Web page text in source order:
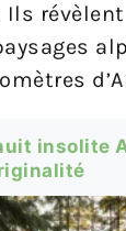
Ils
insolite